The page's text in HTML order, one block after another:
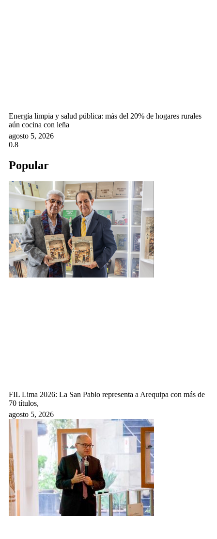
Energía limpia y salud pública: más del 20% de hogares rurales
aún cocina con leña
agosto 5, 2026
Popular
FIL Lima 2026: La San Pablo representa a Arequipa con más de
70 títulos,
agosto 5, 2026